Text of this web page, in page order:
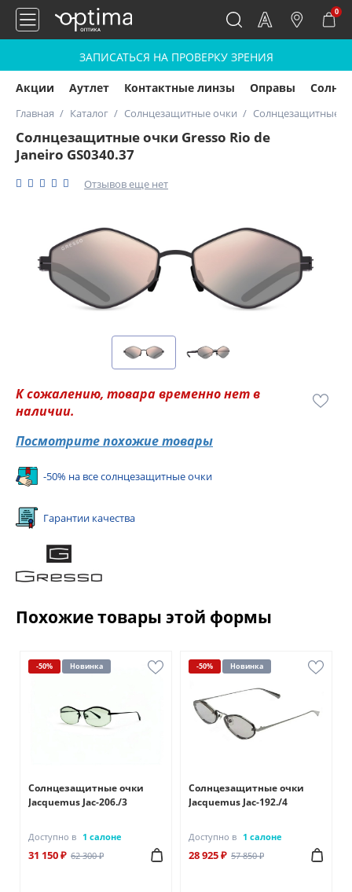
0
ЗАПИСАТЬСЯ НА ПРОВЕРКУ ЗРЕНИЯ
Акции Аутлет Контактные линзы Оправы
Главная Каталог Солнцезащитные очки Солнцезащитные
Солнцезащитные очки Gresso Rio de
Janeiro GS0340.37
Отзывов еще нет
К сожалению, товара временно нет в
наличии.
Посмотрите похожие товары
-50% на все солнцезащитные очки
Гарантии качества
Похожие товары этой формы
-50% Новинка
Солнцезащитные очки
Jacquemus Jac-206./3
Доступно в 1 салоне
31 150 ₽ 62 300 ₽
-50% Новинка
Солнцезащитные очки
Jacquemus Jac-192./4
Доступно в 1 салоне
28 925 ₽ 57 850 ₽